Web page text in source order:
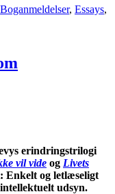
Boganmeldelser, Essays,
erindringstrilogi
vil vide og Livets
Enkelt og letlæseligt
udsyn.